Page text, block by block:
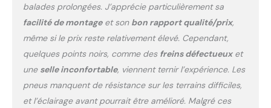
meilleure visibilité de nuit
et de doubles freins à
disque mécaniques
assurant un freinage
conduite plus sûre en ville
comme sur route. Écran
LCD multifonction :
balades prolongées. J’apprécie particulièrement sa
facilité de montageet son bon rapport qualité/prix,
même si le prix reste relativement élevé. Cependant,
quelques points noirs, comme des freins défectueuxet
une selle inconfortable, viennent ternir l’expérience. Les
pneus manquent de résistance sur les terrains difficiles,
et l’éclairage avant pourrait être amélioré. Malgré ces